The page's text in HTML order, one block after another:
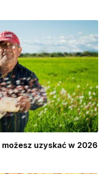
uzyskać w 2026